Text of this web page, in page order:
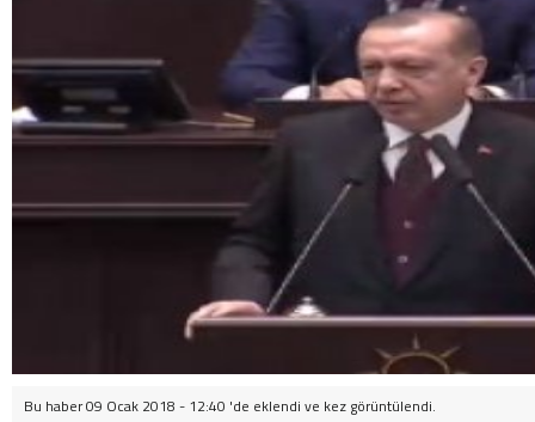
Bu haber 09 Ocak 2018 - 12:40 'de eklendi ve kez görüntülendi.